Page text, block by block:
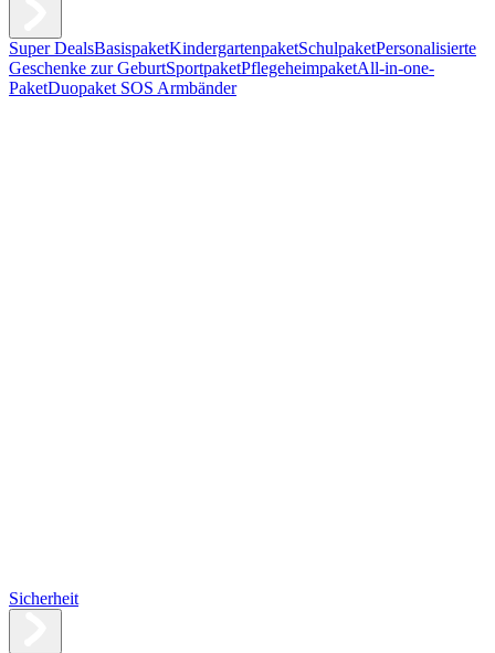
Super DealsBasispaketKindergartenpaketSchulpaketPersonalisierte
Geschenke zur GeburtSportpaketPflegeheimpaketAll-in-one-
PaketDuopaket SOS Armbänder
Sicherheit